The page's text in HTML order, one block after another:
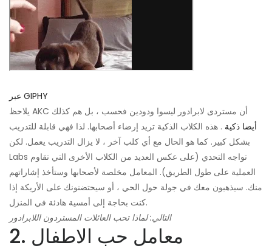
عبر GIPHY
يلاحظ AKC أن مستردى لابرادور ليسوا ودودين فحسب ، بل هم كذلك
أيضا ذكية . هذه الكلاب الذكية تريد إرضاء أصحابها. لذا فهي قابلة للتدريب
بشكل كبير. كما هو الحال مع أي كلب آخر ، لا يزال التدريب يعمل. لكن
Labs تواجه التحدي (على عكس العديد من الكلاب الأخرى التي تقاوم
العملية على طول الطريق). المعامل مخلصة لأصحابها وستأخذ إشاراتهم
منك. سيذهبون معك في جولة حول الحي ، أو سيحتضنونك على الأريكة إذا
كنت بحاجة إلى أمسية هادئة في المنزل.
التالي: لماذا تحب العائلات المستردون اللابرادور
2. معامل حب الاطفال